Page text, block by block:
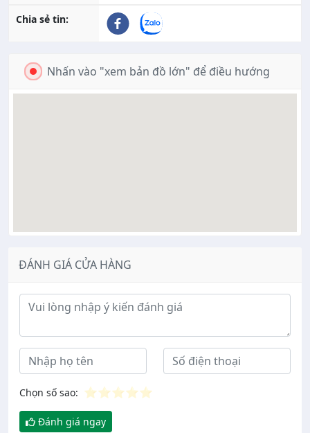
Chia sẻ tin:
Nhấn vào "xem bản đồ lớn" để điều hướng
ĐÁNH GIÁ CỬA HÀNG
Ý kiến đánh giá
Chọn số sao: ⭐⭐⭐⭐⭐
Đánh giá ngay